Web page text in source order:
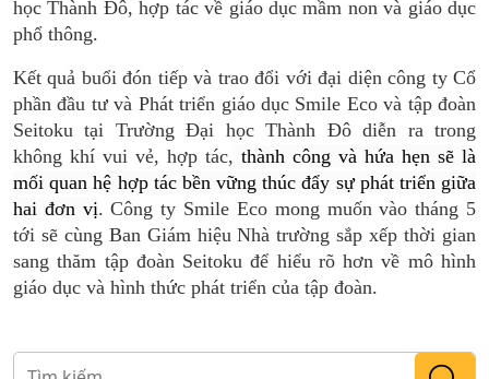
học Thành Đô, hợp tác về giáo dục mầm non và giáo dục
phổ thông.
Kết quả buổi đón tiếp và trao đổi với đại diện công ty Cổ
phần đầu tư và Phát triển giáo dục Smile Eco và tập đoàn
Seitoku tại Trường Đại học Thành Đô diễn ra trong
không khí vui vẻ, hợp tác, thành công và hứa hẹn sẽ là
mối quan hệ hợp tác bền vững thúc đẩy sự phát triển giữa
hai đơn vị. Công ty Smile Eco mong muốn vào tháng 5
tới sẽ cùng Ban Giám hiệu Nhà trường sắp xếp thời gian
sang thăm tập đoàn Seitoku để hiểu rõ hơn về mô hình
giáo dục và hình thức phát triển của tập đoàn.